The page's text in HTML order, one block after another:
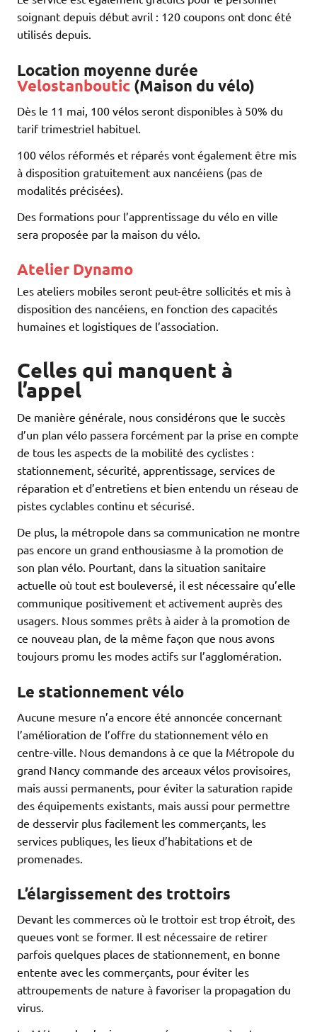
soignant depuis début avril : 120 coupons ont donc été
utilisés depuis.
Location moyenne durée
Velostanboutic (Maison du vélo)
Dès le 11 mai, 100 vélos seront disponibles à 50% du
tarif trimestriel habituel.
100 vélos réformés et réparés vont également être mis
à disposition gratuitement aux nancéiens (pas de
modalités précisées).
Des formations pour l’apprentissage du vélo en ville
sera proposée par la maison du vélo.
Atelier Dynamo
Les ateliers mobiles seront peut-être sollicités et mis à
disposition des nancéiens, en fonction des capacités
humaines et logistiques de l’association.
Celles qui manquent à
l’appel
De manière générale, nous considérons que le succès
d’un plan vélo passera forcément par la prise en compte
de tous les aspects de la mobilité des cyclistes :
stationnement, sécurité, apprentissage, services de
réparation et d’entretiens et bien entendu un réseau de
pistes cyclables continu et sécurisé.
De plus, la métropole dans sa communication ne montre
pas encore un grand enthousiasme à la promotion de
son plan vélo. Pourtant, dans la situation sanitaire
actuelle où tout est bouleversé, il est nécessaire qu’elle
communique positivement et activement auprès des
usagers. Nous sommes prêts à aider à la promotion de
ce nouveau plan, de la même façon que nous avons
toujours promu les modes actifs sur l’agglomération.
Le stationnement vélo
Aucune mesure n’a encore été annoncée concernant
l’amélioration de l’offre du stationnement vélo en
centre-ville. Nous demandons à ce que la Métropole du
grand Nancy commande des arceaux vélos provisoires,
mais aussi permanents, pour éviter la saturation rapide
des équipements existants, mais aussi pour permettre
de desservir plus facilement les commerçants, les
services publiques, les lieux d’habitations et de
promenades.
L’élargissement des trottoirs
Devant les commerces où le trottoir est trop étroit, des
queues vont se former. Il est nécessaire de retirer
parfois quelques places de stationnement, en bonne
entente avec les commerçants, pour éviter les
attroupements de nature à favoriser la propagation du
virus.